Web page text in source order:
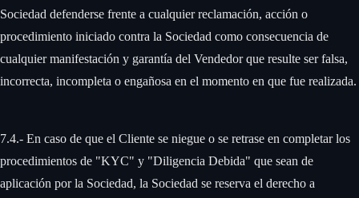
Sociedad defenderse frente a cualquier reclamación, acción o
procedimiento iniciado contra la Sociedad como consecuencia de
cualquier manifestación y garantía del Vendedor que resulte ser falsa,
incorrecta, incompleta o engañosa en el momento en que fue realizada.
7.4.- En caso de que el Cliente se niegue o se retrase en completar los
procedimientos de "KYC" y "Diligencia Debida" que sean de
aplicación por la Sociedad, la Sociedad se reserva el derecho a